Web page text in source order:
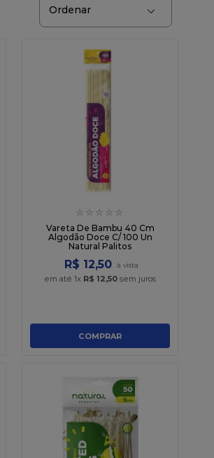
☆ ☆ ☆ ☆ ☆
Vareta De Bambu 40 Cm
Algodão Doce C/ 100 Un
Natural Palitos
R$ 12,50
em até 1x R$ 12,50 sem juros
COMPRAR